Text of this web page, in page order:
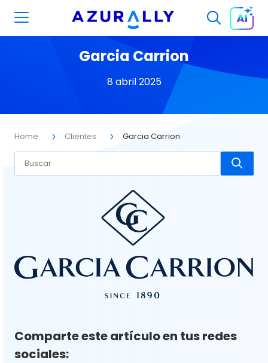
Garcia Carrion
8 abril 2025
Home Clientes Garcia Carrion
Comparte este artículo en tus redes
sociales: